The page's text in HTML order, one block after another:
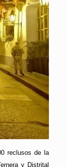
reclusos de la
y Distrital